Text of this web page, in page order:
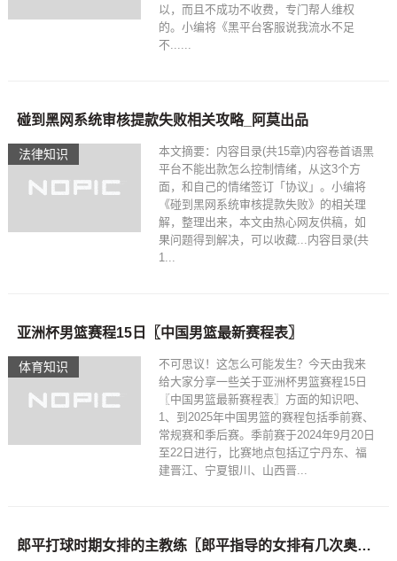
以，而且不成功不收费，专门帮人维权
的。小编将《黑平台客服说我流水不足
不......
法律知识
碰到黑网系统审核提款失败相关攻略_阿莫出品
本文摘要：内容目录(共15章)内容卷首语黑
平台不能出款怎么控制情绪，从这3个方
面，和自己的情绪签订「协议」。小编将
《碰到黑网系统审核提款失败》的相关理
解，整理出来，本文由热心网友供稿，如
果问题得到解决，可以收藏...内容目录(共
1...
体育知识
亚洲杯男篮赛程15日〖中国男篮最新赛程表〗
不可思议！这怎么可能发生？今天由我来
给大家分享一些关于亚洲杯男篮赛程15日
〖中国男篮最新赛程表〗方面的知识吧、
1、到2025年中国男篮的赛程包括季前赛、
常规赛和季后赛。季前赛于2024年9月20日
至22日进行，比赛地点包括辽宁丹东、福
建晋江、宁夏银川、山西晋...
郎平打球时期女排的主教练〖郎平指导的女排有几次奥运冠军〗